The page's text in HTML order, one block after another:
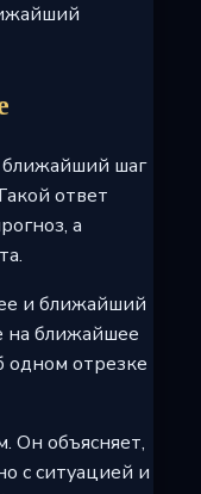
ближайший шаг
ответ
а
и ближайший
на ближайшее
одном отрезке
Он объясняет,
с ситуацией и